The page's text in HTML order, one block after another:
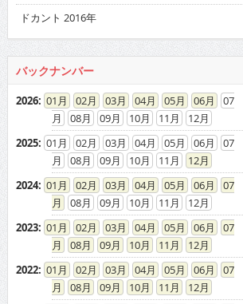
ドカント 2016年
バックナンバー
2026: 01 02 03 04 05 06
07
08
09 10 11
12
2025: 01 02 03 04 05 06
07
08
09 10 11
12
2024: 01 02 03 04 05 06
07
08
09 10 11
12
2023: 01 02 03 04 05 06
07
08
09 10 11
12
2022: 01 02 03 04 05 06
07
08
09 10 11
12